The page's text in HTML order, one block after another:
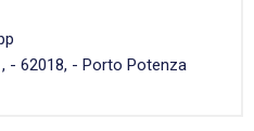
- 62018, - Porto Potenza